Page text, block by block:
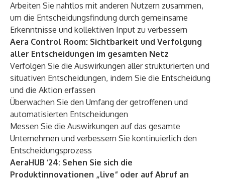
Arbeiten Sie nahtlos mit anderen Nutzern zusammen,
um die Entscheidungsfindung durch gemeinsame
Erkenntnisse und kollektiven Input zu verbessern
Aera Control Room: Sichtbarkeit und Verfolgung
aller Entscheidungen im gesamten Netz
Verfolgen Sie die Auswirkungen aller strukturierten und
situativen Entscheidungen, indem Sie die Entscheidung
und die Aktion erfassen
Überwachen Sie den Umfang der getroffenen und
automatisierten Entscheidungen
Messen Sie die Auswirkungen auf das gesamte
Unternehmen und verbessern Sie kontinuierlich den
Entscheidungsprozess
AeraHUB ‘24: Sehen Sie sich die
Produktinnovationen „live“ oder auf Abruf an